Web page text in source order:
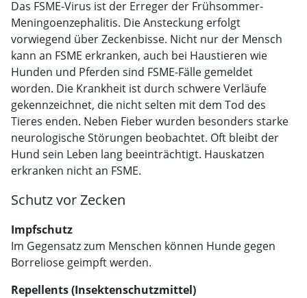
Das FSME-Virus ist der Erreger der Frühsommer-
Meningoenzephalitis. Die An­­steckung erfolgt
vorwiegend über Zeckenbisse. Nicht nur der Mensch
kann an FSME erkranken, auch bei Haustieren wie
Hunden und Pferden sind FSME-Fälle gemeldet
worden. Die Krankheit ist durch schwere Verläufe
gekennzeichnet, die nicht selten mit dem Tod des
Tieres enden. Neben Fieber wurden besonders starke
neurologische Störungen beobachtet. Oft bleibt der
Hund sein Leben lang beeinträchtigt. Hauskatzen
erkranken nicht an FSME.
Schutz vor Zecken
Impfschutz
Im Gegensatz zum Menschen können Hunde gegen
Borreliose geimpft werden.
Repellents (Insektenschutzmittel)